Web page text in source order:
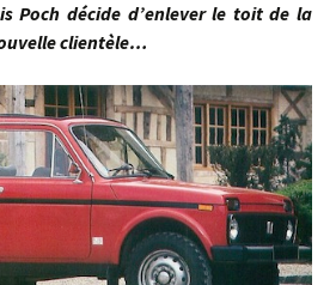
Poch décide d’enlever le toit de la
clientèle…